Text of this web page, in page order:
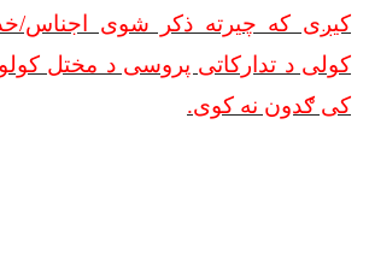
کیږی که چیرته ذکر شوی اجناس/
کولی د تدارکاتی پروسی د مختل کولو
کی ګدون نه کوی.